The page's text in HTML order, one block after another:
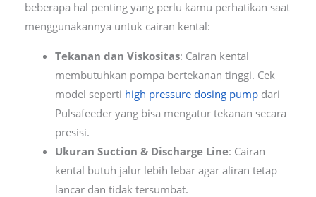
beberapa hal penting yang perlu kamu perhatikan saat
menggunakannya untuk cairan kental:
Tekanan dan Viskositas: Cairan kental
membutuhkan pompa bertekanan tinggi. Cek
model seperti high pressure dosing pump dari
Pulsafeeder yang bisa mengatur tekanan secara
presisi.
Ukuran Suction & Discharge Line: Cairan
kental butuh jalur lebih lebar agar aliran tetap
lancar dan tidak tersumbat.